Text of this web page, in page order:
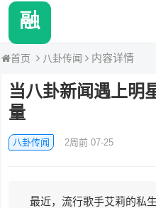
首页 八卦传闻 内容详情
当八卦新闻遇上明
量
八卦传闻 2周前 07-25
最近，流行歌手艾莉的私